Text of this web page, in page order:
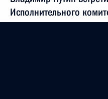
Исполнительного
еврейского конгресса